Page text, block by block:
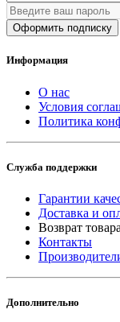
Оформить подписку
Информация
О нас
Условия
Политика
Служба поддержки
Гарантии
Доставка и
Возврат товара
Контакты
Дополнительно